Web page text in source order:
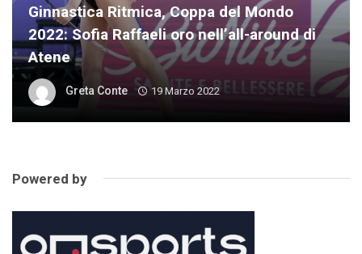
Ginnastica Ritmica, Coppa del Mondo
2022: Sofia Raffaeli oro nell’all-around di
Atene
Greta Conte 19 Marzo 2022
Powered by